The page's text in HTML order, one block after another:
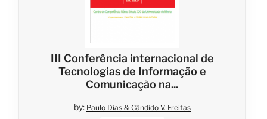
III Conferência internacional de
Tecnologias de Informação e
Comunicação na...
by: Paulo Dias & Cândido V. Freitas